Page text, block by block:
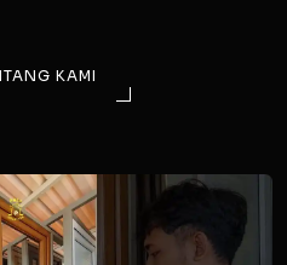
KAMI